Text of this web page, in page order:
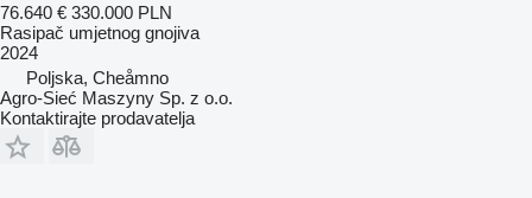
76.640 € 330.000 PLN
Rasipač umjetnog gnojiva
2024
Poljska, Cheåmno
Agro-Sieć Maszyny Sp. z o.o.
Kontaktirajte prodavatelja